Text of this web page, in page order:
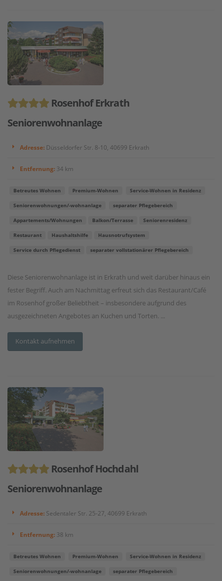
Rosenhof Erkrath
Seniorenwohnanlage
Adresse: Düsseldorfer Str. 8-10, 40699 Erkrath
Entfernung: 34 km
Betreutes Wohnen Premium-Wohnen Service-Wohnen in Residenz
Seniorenwohnungen/-wohnanlage separater Pflegebereich
Appartements/Wohnungen Balkon/Terrasse Seniorenresidenz
Restaurant Haushaltshilfe Hausnotrufsystem
Service durch Pflegedienst separater vollstationärer Pflegebereich
Diese Seniorenwohnanlage ist in Erkrath und weit darüber hinaus ein
fester Begriff. Auch am Nachmittag erfreut sich das Restaurant/Café
im Rosenhof großer Beliebtheit – insbesondere aufgrund des
ausgezeichneten Angebotes an Kuchen und Torten. ...
Kontakt aufnehmen
Rosenhof Hochdahl
Seniorenwohnanlage
Adresse: Sedentaler Str. 25-27, 40699 Erkrath
Entfernung: 38 km
Betreutes Wohnen Premium-Wohnen Service-Wohnen in Residenz
Seniorenwohnungen/-wohnanlage separater Pflegebereich